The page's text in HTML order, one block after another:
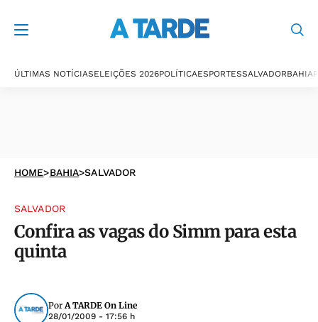
ÚLTIMAS NOTÍCIASELEIÇÕES 2026POLÍTICAESPORTESSALVADORBAHIA
HOME>BAHIA>SALVADOR
SALVADOR
Confira as vagas do Simm para esta
quinta
PorA TARDE On Line
28/01/2009 - 17:56 h